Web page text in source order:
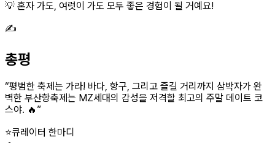
💡 혼자 가도, 여럿이 가도 모두 좋은 경험이 될 거예요!
✍️
총평
“평범한 축제는 가라! 바다, 항구, 그리고 즐길 거리까지 삼박자가 완
벽한 부산항축제는 MZ세대의 감성을 저격할 최고의 주말 데이트 코
스야. 🔥 ”
⭐큐레이터 한마디